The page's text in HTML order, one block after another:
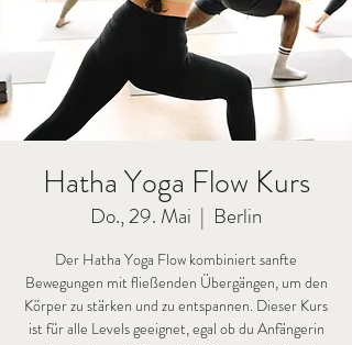
Hatha Yoga Flow Kurs
Do., 29. Mai
  |
Berlin
Der Hatha Yoga Flow kombiniert sanfte
Bewegungen mit fließenden Übergängen, um den
Körper zu stärken und zu entspannen. Dieser Kurs
ist für alle Levels geeignet, egal ob du Anfängerin